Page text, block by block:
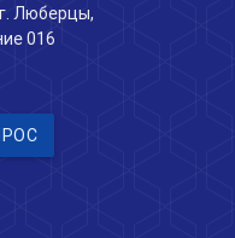
Люберцы,
016